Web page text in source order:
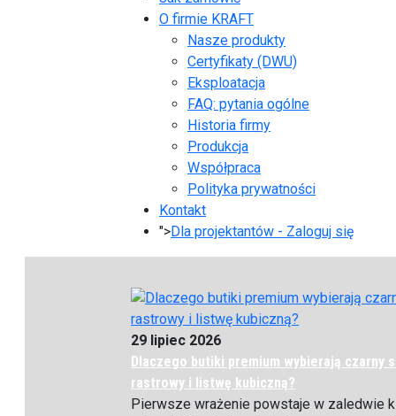
O firmie KRAFT
Nasze produkty
Certyfikaty (DWU)
Eksploatacja
FAQ: pytania ogólne
Historia firmy
Produkcja
Współpraca
Polityka prywatności
Kontakt
">Dla projektantów - Zaloguj się
29 lipiec 2026
Dlaczego butiki premium wybierają czarny
rastrowy i listwę kubiczną?
Pierwsze wrażenie powstaje w zaledwie